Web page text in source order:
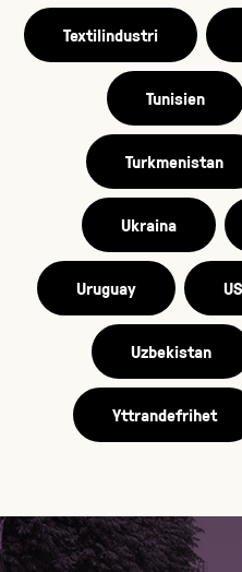
Textilindustri
Tunisien
Turkmenistan
Ukraina
Uruguay
Uzbekistan
Yttrandefrihet